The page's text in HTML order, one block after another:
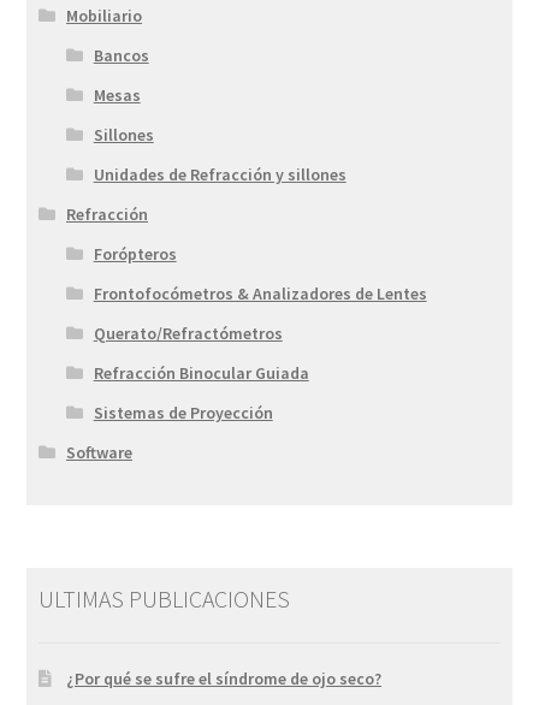
Mobiliario
Bancos
Mesas
Sillones
Unidades de Refracción y sillones
Refracción
Forópteros
Frontofocómetros & Analizadores de Lentes
Querato/Refractómetros
Refracción Binocular Guiada
Sistemas de Proyección
Software
ULTIMAS PUBLICACIONES
¿Por qué se sufre el síndrome de ojo seco?